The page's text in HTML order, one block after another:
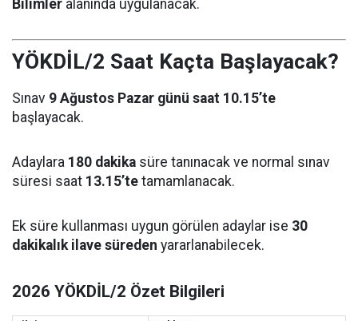
Bilimler alanında uygulanacak.
YÖKDİL/2 Saat Kaçta Başlayacak?
Sınav 9 Ağustos Pazar günü saat 10.15’te
başlayacak.
Adaylara 180 dakika süre tanınacak ve normal sınav
süresi saat 13.15’te tamamlanacak.
Ek süre kullanması uygun görülen adaylar ise 30
dakikalık ilave süreden yararlanabilecek.
2026 YÖKDİL/2 Özet Bilgileri